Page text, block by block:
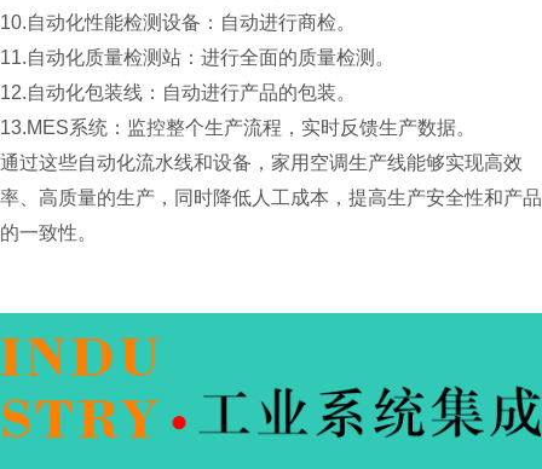
10.自动化性能检测设备：自动进行商检。
11.自动化质量检测站：进行全面的质量检测。
12.自动化包装线：自动进行产品的包装。
13.MES系统：监控整个生产流程，实时反馈生产数据。
通过这些自动化流水线和设备，家用空调生产线能够实现高效
率、高质量的生产，同时降低人工成本，提高生产安全性和产品
的一致性。